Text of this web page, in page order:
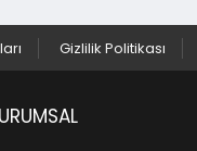
Gizlilik Politikası